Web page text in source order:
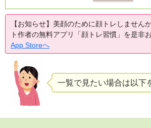
【お知らせ】美顔のために顔トレしません
ト作者の無料アプリ「顔トレ習慣」を是非
App Storeへ
一覧で見たい場合は以下